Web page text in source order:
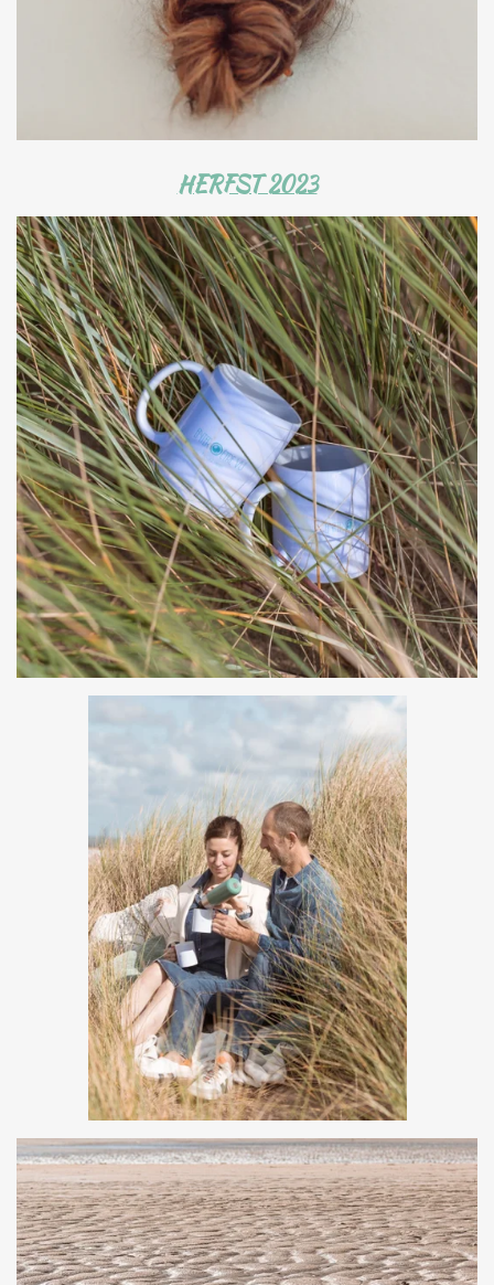
HERFST 2023